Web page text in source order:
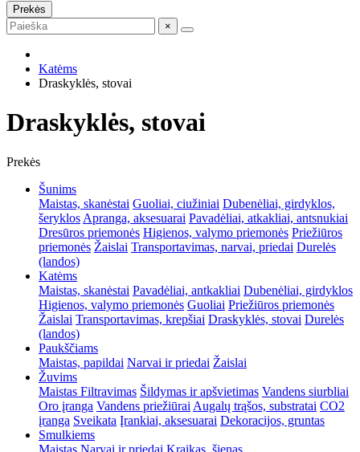
Prekės
×
Katėms
Draskyklės, stovai
Draskyklės, stovai
Prekės
Šunims
Maistas, skanėstai Guoliai, ciužiniai Dubenėliai, girdyklos,
šeryklos Apranga, aksesuarai Pavadėliai, atkakliai, antsnukiai
Dresūros priemonės Higienos, valymo priemonės Priežiūros
priemonės Žaislai Transportavimas, narvai, priedai Durelės
(landos)
Katėms
Maistas, skanėstai Pavadėliai, antkakliai Dubenėliai, girdyklos
Higienos, valymo priemonės Guoliai Priežiūros priemonės
Žaislai Transportavimas, krepšiai Draskyklės, stovai Durelės
(landos)
Paukščiams
Maistas, papildai Narvai ir priedai Žaislai
Žuvims
Maistas Filtravimas Šildymas ir apšvietimas Vandens siurbliai
Oro įranga Vandens priežiūrai Augalų trąšos, substratai CO2
įranga Sveikata Įrankiai, aksesuarai Dekoracijos, gruntas
Smulkiems
Maistas Narvai ir priedai Kraikas, šienas